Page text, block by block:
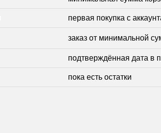
первая покупка с
заказ от минимальной
подтверждённая дата в
пока есть остатки